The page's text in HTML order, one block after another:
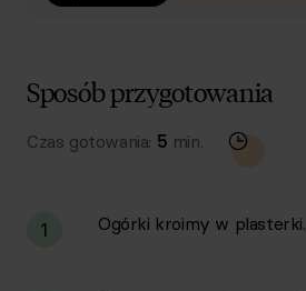
Sposób przygotowania
Czas gotowania: 5 min.
1 Ogórki kroimy w plasterki.